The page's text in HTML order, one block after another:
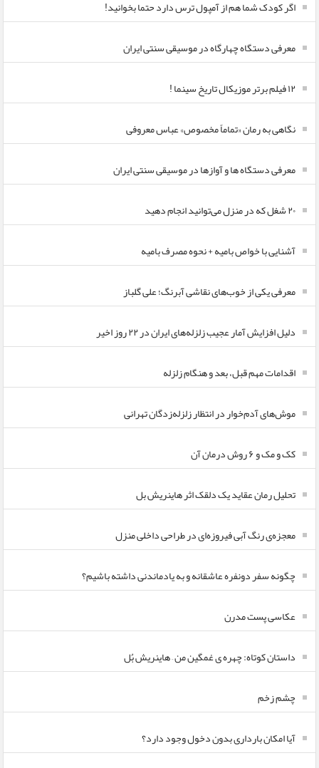
اگر کودک شما هم از آمپول ترس دارد حتما بخوانید!
معرفی دستگاه چهارگاه در موسیقی سنتی ایران
۱۲ فیلم برتر موزیکال تاریخ سینما !
نگاهی به رمان «تماماً مخصوص» عباس معروفی
معرفی دستگاه ها و آوازها در موسیقی سنتی ایران
۲۰ شغل که در منزل می‌توانید انجام دهید
آشنایی با خواص بامیه + نحوه مصرف بامیه
معرفی یکی از خوب‌های نقاشی آبرنگ؛ علی گلباز
دلیل افزایش آمار عجیب زلزله‌های ایران در ۲۲ روز اخیر
اقدامات مهم قبل، بعد و هنگام زلزله
موش‌های آدم‌خوار در انتظار زلزله‌زدگان تهرانی
کک و مک و ۶ روش درمان آن
تحلیل رمان عقاید یک دلقک اثر هاینریش بل
معجزه‌ی رنگ آبی فیروزه‌ای در طراحی داخلی منزل
چگونه سفر دونفره عاشقانه و به یادماندنی داشته باشیم؟
عکاسی پست مدرن
داستان کوتاه: چهره ی غمگین من – هاینریش بُل
چشم زخم
آیا امکان بارداری بدون دخول وجود دارد؟